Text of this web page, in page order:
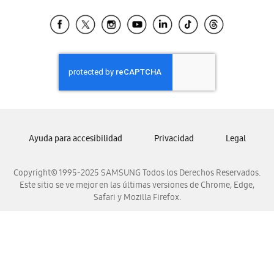
Samsung Ecuador
Samsung El Salvador
Samsung Guatemala
Samsung Honduras
Samsung Nicaragua
Samsung Venezuela
Copyright© 1995-2025 SAMSUNG Todos los Derechos Reservados.
Este sitio se ve mejor en las últimas versiones de Chrome, Edge,
Safari y Mozilla Firefox.
Ayuda para accesibilidad Privacidad Legal